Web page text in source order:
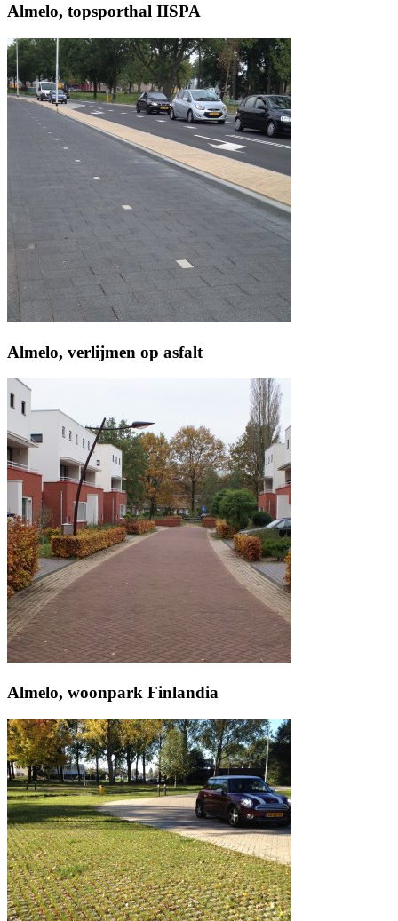
Almelo, topsporthal IISPA
Almelo, verlijmen op asfalt
Almelo, woonpark Finlandia